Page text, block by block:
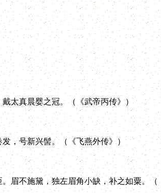
太真晨婴之冠。（《武帝丙传》）
号新兴髻。（《飞燕外传》）
不施黛，独左眉角小缺，补之如粟。（